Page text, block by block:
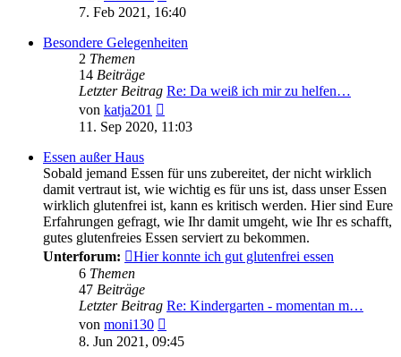
Beitrag
7. Feb 2021, 16:40
Besondere Gelegenheiten
2 Themen
14 Beiträge
Letzter Beitrag Re: Da weiß ich mir zu helfen…
von katja201
Beitrag
11. Sep 2020, 11:03
Essen außer Haus
Sobald jemand Essen für uns zubereitet, der nicht wirklich
damit vertraut ist, wie wichtig es für uns ist, dass unser Essen
wirklich glutenfrei ist, kann es kritisch werden. Hier sind Eure
Erfahrungen gefragt, wie Ihr damit umgeht, wie Ihr es schafft,
gutes glutenfreies Essen serviert zu bekommen.
Unterforum:
Hier konnte ich gut glutenfrei essen
6 Themen
47 Beiträge
Letzter Beitrag Re: Kindergarten - momentan m…
von moni130
Beitrag
8. Jun 2021, 09:45